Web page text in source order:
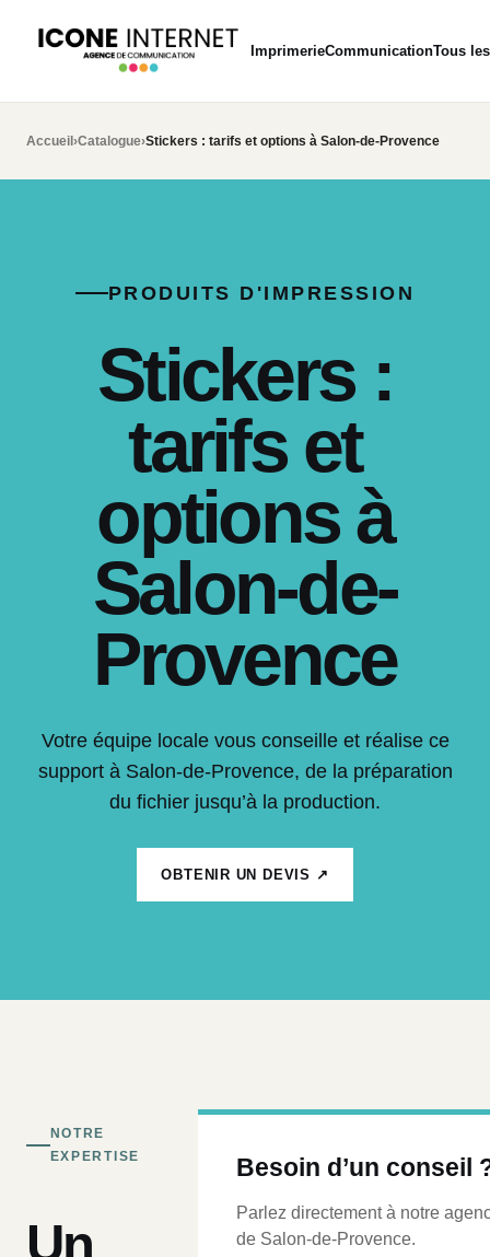
ImprimerieCommunicationTous
Accueil ›Catalogue›Stickers : tarifs et options à Salon-de-Provence
PRODUITS D'IMPRESSION
Stickers :
tarifs et
options à
Salon-de-
Provence
Votre équipe locale vous conseille et réalise ce
support à Salon-de-Provence, de la préparation
du fichier jusqu’à la production.
OBTENIR UN DEVIS ↗
NOTRE
EXPERTISE
Un
Besoin d’un conseil
Parlez directement à notre
de Salon-de-Provence.